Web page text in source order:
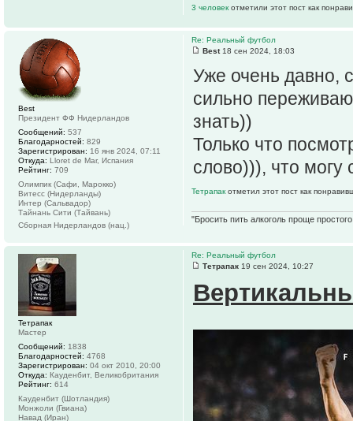
3 человек отметили этот пост как
Re: Реальный футбол
Best18 сен 2024, 18:03
Уже очень давно,
сильно
знать))
Только что
слово))), что
Тетрапак отметил этот пост как
"Бросить пить алкоголь проще
Best
Президент ФФ Нидерландов
Сообщений: 537
Благодарностей: 829
Зарегистрирован: 16 янв 2024, 07:11
Откуда: Lloret de Mar, Испания
Рейтинг: 709
Олимпик (Сафи, Марокко)
Витесс (Нидерланды)
Интер (Сальвадор)
Тайнань Сити (Тайвань)
Сборная Нидерландов (нац.)
Re: Реальный футбол
Тетрапак 19 сен 2024, 10:27
Тетрапак
Мастер
Сообщений: 1838
Благодарностей: 4768
Зарегистрирован: 04 окт 2010, 20:00
Откуда: Кауденбит, Великобритания
Рейтинг: 614
Кауденбит (Шотландия)
Монжоли (Гвиана)
Навад (Иран)